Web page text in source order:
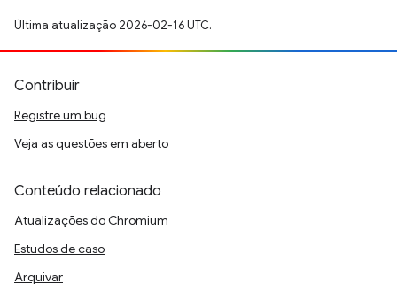
Última atualização 2026-02-16 UTC.
Contribuir
Registre um bug
Veja as questões em aberto
Conteúdo relacionado
Atualizações do Chromium
Estudos de caso
Arquivar